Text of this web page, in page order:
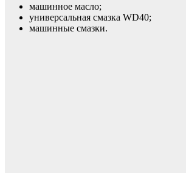
машинное масло;
универсальная смазка WD40;
машинные смазки.